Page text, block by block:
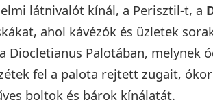
látnivalót kínál, a Perisztil-t, a
ahol kávézók és üzletek
Diocletianus Palotában, melynek
fel a palota rejtett zugait,
boltok és bárok kínálatát.